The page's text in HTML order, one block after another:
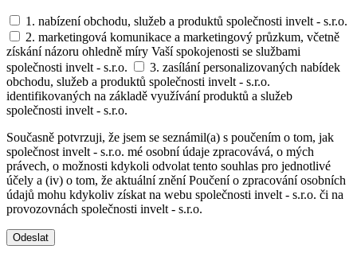
1. nabízení obchodu, služeb a produktů společnosti invelt - s.r.o.
2. marketingová komunikace a marketingový průzkum, včetně
získání názoru ohledně míry Vaší spokojenosti se službami
společnosti invelt - s.r.o.
3. zasílání personalizovaných nabídek
obchodu, služeb a produktů společnosti invelt - s.r.o.
identifikovaných na základě využívání produktů a služeb
společnosti invelt - s.r.o.
Současně potvrzuji, že jsem se seznámil(a) s poučením o tom, jak
společnost invelt - s.r.o. mé osobní údaje zpracovává, o mých
právech, o možnosti kdykoli odvolat tento souhlas pro jednotlivé
účely a (iv) o tom, že aktuální znění Poučení o zpracování osobních
údajů mohu kdykoliv získat na webu společnosti invelt - s.r.o. či na
provozovnách společnosti invelt - s.r.o.
Odeslat